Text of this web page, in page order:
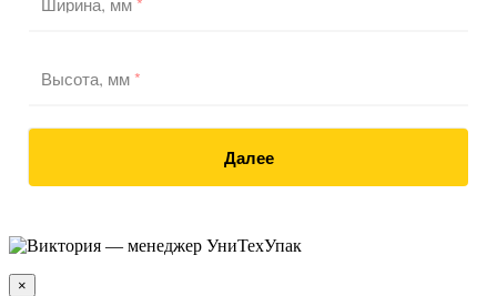
Высота, мм*
Далее
×